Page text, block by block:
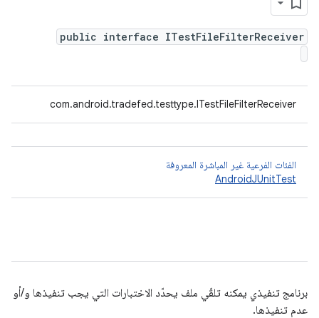
public interface ITestFileFilterReceiver
com.android.tradefed.testtype.ITestFileFilterReceiver
الفئات الفرعية غير المباشرة المعروفة
AndroidJUnitTest
برنامج تنفيذي يمكنه تلقّي ملف يحدّد الاختبارات التي يجب تنفيذها و/أو
عدم تنفيذها.